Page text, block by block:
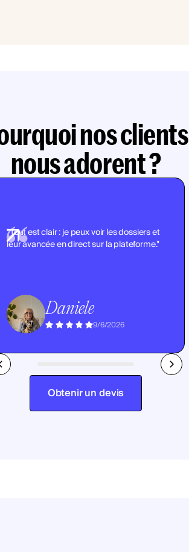
nos clients
nous adorent ?
"Tout est clair : je peux voir les dossiers et
leur avancée en direct sur la plateforme."
Daniele
9/6/2026
Obtenir un devis